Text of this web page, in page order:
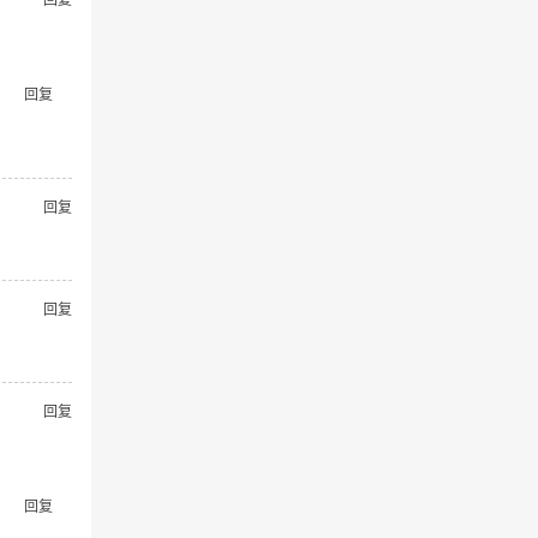
回复
回复
回复
回复
回复